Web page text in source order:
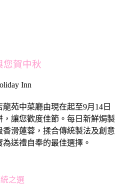
您賀中秋
苑中菜廳由現在起至9月14日
讓您歡度佳節。每日新鮮焗製
滑蓮蓉，揉合傳統製法及創意
送禮自奉的最佳選擇。
之選